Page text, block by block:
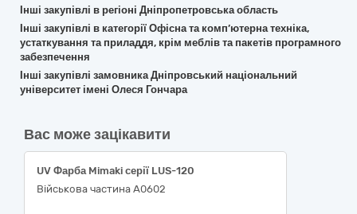
Інші закупівлі в регіоні Дніпропетровська область
Інші закупівлі в категорії Офісна та комп’ютерна техніка,
устаткування та приладдя, крім меблів та пакетів програмного
забезпечення
Інші закупівлі замовника Дніпровський національний
університет імені Олеся Гончара
Вас може зацікавити
UV Фарба Mimaki серії LUS-120
Військова частина А0602